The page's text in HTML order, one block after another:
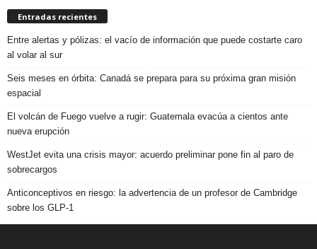
Entradas recientes
Entre alertas y pólizas: el vacío de información que puede costarte caro
al volar al sur
Seis meses en órbita: Canadá se prepara para su próxima gran misión
espacial
El volcán de Fuego vuelve a rugir: Guatemala evacúa a cientos ante
nueva erupción
WestJet evita una crisis mayor: acuerdo preliminar pone fin al paro de
sobrecargos
Anticonceptivos en riesgo: la advertencia de un profesor de Cambridge
sobre los GLP-1